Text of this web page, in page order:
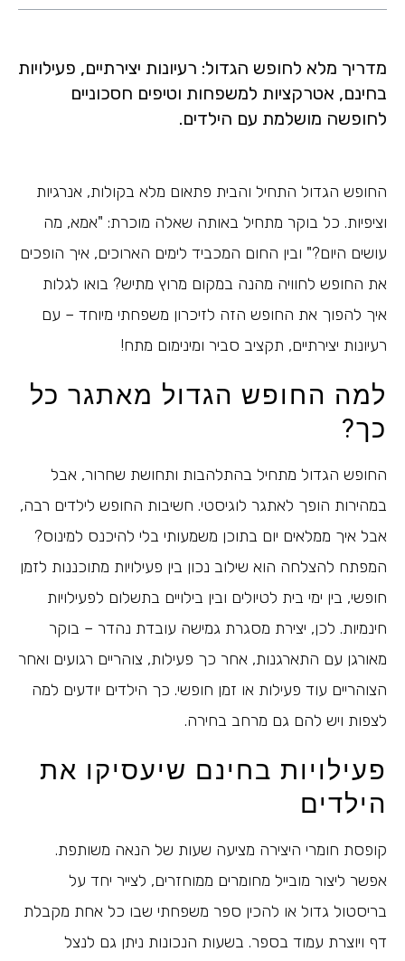
מדריך מלא לחופש הגדול: רעיונות יצירתיים, פעילויות
בחינם, אטרקציות למשפחות וטיפים חסכוניים
לחופשה מושלמת עם הילדים.
החופש הגדול התחיל והבית פתאום מלא בקולות, אנרגיות
וציפיות. כל בוקר מתחיל באותה שאלה מוכרת: "אמא, מה
עושים היום?" ובין החום המכביד לימים הארוכים, איך הופכים
את החופש לחוויה מהנה במקום מרוץ מתיש? בואו לגלות
איך להפוך את החופש הזה לזיכרון משפחתי מיוחד – עם
רעיונות יצירתיים, תקציב סביר ומינימום מתח!
למה החופש הגדול מאתגר כל
כך?
החופש הגדול מתחיל בהתלהבות ותחושת שחרור, אבל
במהירות הופך לאתגר לוגיסטי. חשיבות החופש לילדים רבה,
אבל איך ממלאים יום בתוכן משמעותי בלי להיכנס למינוס?
המפתח להצלחה הוא שילוב נכון בין פעילויות מתוכננות לזמן
חופשי, בין ימי בית לטיולים ובין בילויים בתשלום לפעילויות
חינמיות. לכן, יצירת מסגרת גמישה עובדת נהדר – בוקר
מאורגן עם התארגנות, אחר כך פעילות, צוהריים רגועים ואחר
הצוהריים עוד פעילות או זמן חופשי. כך הילדים יודעים למה
לצפות ויש להם גם מרחב בחירה.
פעילויות בחינם שיעסיקו את
הילדים
קופסת חומרי היצירה מציעה שעות של הנאה משותפת.
אפשר ליצור מובייל מחומרים ממוחזרים, לצייר יחד על
בריסטול גדול או להכין ספר משפחתי שבו כל אחת מקבלת
דף ויוצרת עמוד בספר. בשעות הנכונות ניתן גם לנצל